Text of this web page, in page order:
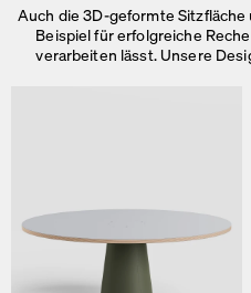
Auch die 3D-geformte Sitzfläche
Beispiel für erfolgreiche
verarbeiten lässt. Unsere